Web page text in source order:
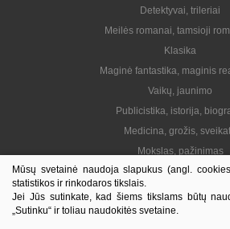
Detektyvai, trileriai
Meilės romanai, tamsioji
Klasika
Maginė fantastika, maginis
Vaikų, jaunimo
Publicistika, istorija,
Medicina, grožis,
Mokslas, pažinimas
Praktinė, gyvenimo
Lietuvių autoriai
El. knygos
Mūsų svetainė naudoja slapukus (angl.
statistikos ir rinkodaros tikslais.
Jei Jūs sutinkate, kad šiems tikslams būtų
„Sutinku“ ir toliau naudokitės svetaine.